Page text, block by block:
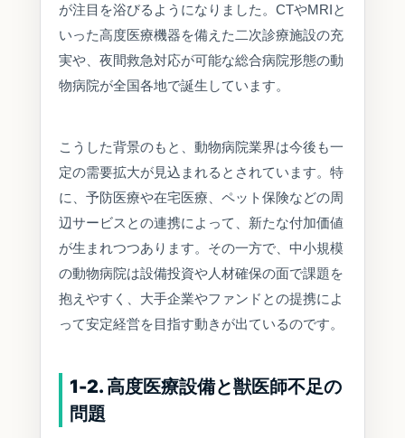
が注目を浴びるようになりました。CTやMRIと
いった高度医療機器を備えた二次診療施設の充
実や、夜間救急対応が可能な総合病院形態の動
物病院が全国各地で誕生しています。
こうした背景のもと、動物病院業界は今後も一
定の需要拡大が見込まれるとされています。特
に、予防医療や在宅医療、ペット保険などの周
辺サービスとの連携によって、新たな付加価値
が生まれつつあります。その一方で、中小規模
の動物病院は設備投資や人材確保の面で課題を
抱えやすく、大手企業やファンドとの提携によ
って安定経営を目指す動きが出ているのです。
1-2. 高度医療設備と獣医師不足の
問題